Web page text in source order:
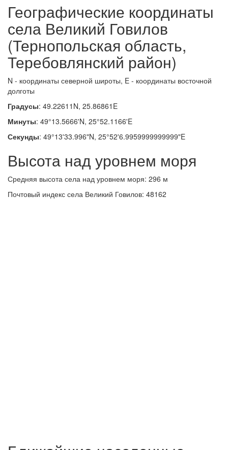
Географические координаты
села Великий Говилов
(Тернопольская область,
Теребовлянский район)
N - координаты северной широты, E - координаты восточной
долготы
Градусы: 49.22611N, 25.86861E
Минуты: 49°13.5666'N, 25°52.1166'E
Секунды: 49°13'33.996"N, 25°52'6.9959999999999"E
Высота над уровнем моря
Средняя высота села над уровнем моря: 296 м
Почтовый индекс села Великий Говилов: 48162